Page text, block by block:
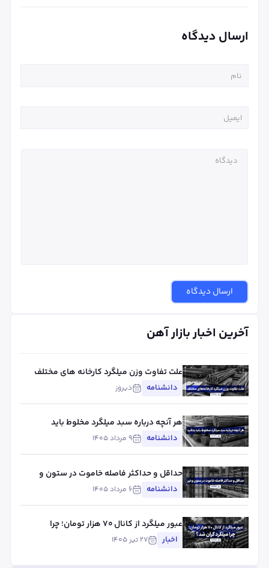
ارسال دیدگاه
ارسال دیدگاه
آخرین اخبار بازار آهن
علت تفاوت وزن میلگرد کارخانه های مختلف
چیست؟ بررسی استاندارد، تلورانس و عوامل
مؤثر
دانشنامه دیروز
هر آنچه درباره سبد میلگرد مخلوط باید
بدانید
دانشنامه ۹ مرداد ۱۴۰۵
حداقل و حداکثر فاصله خاموت در ستون و
تیر
دانشنامه ۶ مرداد ۱۴۰۵
عبور میلگرد از کانال ۷۰ هزار تومان؛ چرا
میلگرد گران شد؟
اخبار ۲۷ تیر ۱۴۰۵